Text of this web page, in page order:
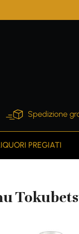
Spedizione
PREGIATI